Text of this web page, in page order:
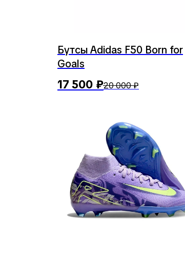
Бутсы Adidas F50 Born for
Goals
17 500 ₽20 000₽